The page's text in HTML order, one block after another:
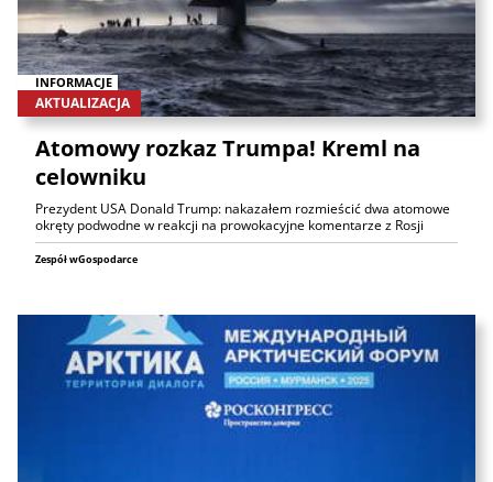
INFORMACJE
AKTUALIZACJA
Atomowy rozkaz Trumpa! Kreml na
celowniku
Prezydent USA Donald Trump: nakazałem rozmieścić dwa atomowe
okręty podwodne w reakcji na prowokacyjne komentarze z Rosji
Zespół wGospodarce